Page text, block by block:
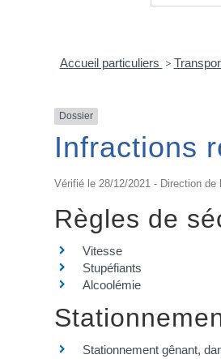
Accueil particuliers >
Dossier
Infractions
Vérifié le 28/12/2021 - Direction
Règles de
Vitesse
Stupéfiants
Alcoolémie
Stationnement gênant,